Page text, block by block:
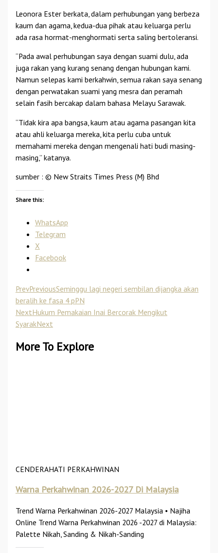
Leonora Ester berkata, dalam perhubungan yang berbeza
kaum dan agama, kedua-dua pihak atau keluarga perlu
ada rasa hormat-menghormati serta saling bertoleransi.
“Pada awal perhubungan saya dengan suami dulu, ada
juga rakan yang kurang senang dengan hubungan kami.
Namun selepas kami berkahwin, semua rakan saya senang
dengan perwatakan suami yang mesra dan peramah
selain fasih bercakap dalam bahasa Melayu Sarawak.
“Tidak kira apa bangsa, kaum atau agama pasangan kita
atau ahli keluarga mereka, kita perlu cuba untuk
memahami mereka dengan mengenali hati budi masing-
masing,” katanya.
sumber : © New Straits Times Press (M) Bhd
Share this:
WhatsApp
Telegram
X
Facebook
PrevPreviousSeminggu lagi negeri sembilan dijangka akan
beralih ke fasa 4 pPN
NextHukum Pemakaian Inai Bercorak Mengikut
SyarakNext
More To Explore
CENDERAHATI PERKAHWINAN
Warna Perkahwinan 2026-2027 Di Malaysia
Trend Warna Perkahwinan 2026-2027 Malaysia • Najiha
Online Trend Warna Perkahwinan 2026 -2027 di Malaysia:
Palette Nikah, Sanding & Nikah-Sanding